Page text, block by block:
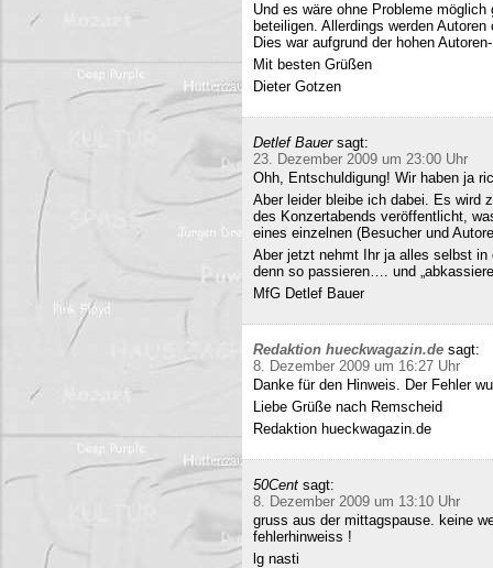
Und es wäre ohne Probleme
beteiligen. Allerdings werden
Dies war aufgrund der hohen
Mit besten Grüßen
Dieter Gotzen
Detlef Bauer sagt:
23. Dezember 2009 um 23:00 Uhr
Ohh, Entschuldigung! Wir haben ja
Aber leider bleibe ich dabei. Es wird
des Konzertabends veröffentlicht,
eines einzelnen (Besucher und
Aber jetzt nehmt Ihr ja alles selbst
denn so passieren…. und
MfG Detlef Bauer
Redaktion hueckwagazin.de sagt:
8. Dezember 2009 um 16:27 Uhr
Danke für den Hinweis. Der Fehler
Liebe Grüße nach Remscheid
Redaktion hueckwagazin.de
50Cent sagt:
8. Dezember 2009 um 13:10 Uhr
gruss aus der mittagspause. keine
fehlerhinweiss !
lg nasti